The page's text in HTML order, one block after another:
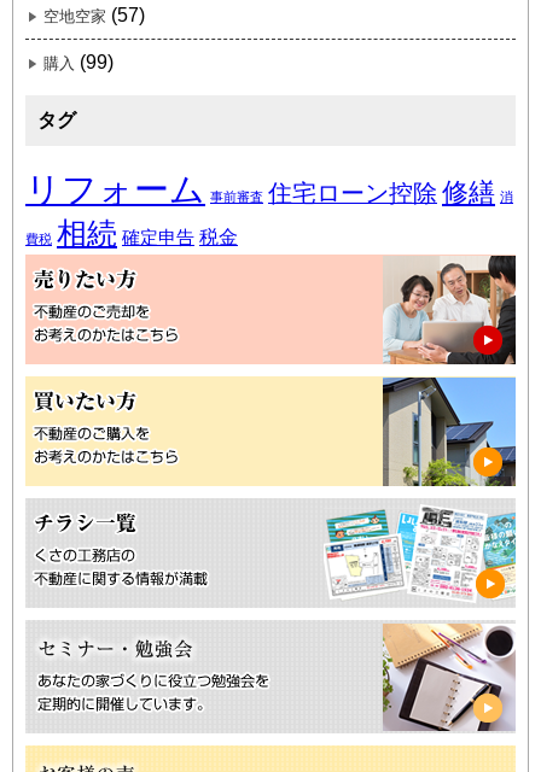
空地空家 (57)
購入 (99)
タグ
リフォーム 事前審査 住宅ローン控除 修繕 消
費税 相続 確定申告 税金